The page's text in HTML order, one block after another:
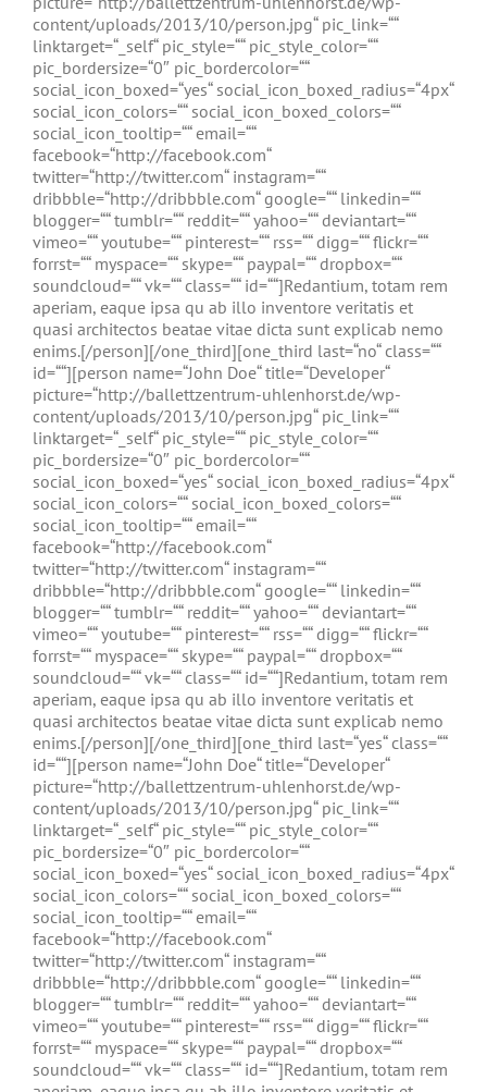
content/uploads/2013/10/person.jpg“ pic_link=““
linktarget=“_self“ pic_style=““ pic_style_color=““
pic_bordersize=“0″ pic_bordercolor=““
social_icon_boxed=“yes“ social_icon_boxed_radius=“4px“
social_icon_colors=““ social_icon_boxed_colors=““
social_icon_tooltip=““ email=““
facebook=“http://facebook.com“
twitter=“http://twitter.com“ instagram=““
dribbble=“http://dribbble.com“ google=““ linkedin=““
blogger=““ tumblr=““ reddit=““ yahoo=““ deviantart=““
vimeo=““ youtube=““ pinterest=““ rss=““ digg=““ flickr=““
forrst=““ myspace=““ skype=““ paypal=““ dropbox=““
soundcloud=““ vk=““ class=““ id=““]Redantium, totam rem
aperiam, eaque ipsa qu ab illo inventore veritatis et
quasi architectos beatae vitae dicta sunt explicab nemo
enims.[/person][/one_third][one_third last=“no“ class=““
id=““][person name=“John Doe“ title=“Developer“
picture=“http://ballettzentrum-uhlenhorst.de/wp-
content/uploads/2013/10/person.jpg“ pic_link=““
linktarget=“_self“ pic_style=““ pic_style_color=““
pic_bordersize=“0″ pic_bordercolor=““
social_icon_boxed=“yes“ social_icon_boxed_radius=“4px“
social_icon_colors=““ social_icon_boxed_colors=““
social_icon_tooltip=““ email=““
facebook=“http://facebook.com“
twitter=“http://twitter.com“ instagram=““
dribbble=“http://dribbble.com“ google=““ linkedin=““
blogger=““ tumblr=““ reddit=““ yahoo=““ deviantart=““
vimeo=““ youtube=““ pinterest=““ rss=““ digg=““ flickr=““
forrst=““ myspace=““ skype=““ paypal=““ dropbox=““
soundcloud=““ vk=““ class=““ id=““]Redantium, totam rem
aperiam, eaque ipsa qu ab illo inventore veritatis et
quasi architectos beatae vitae dicta sunt explicab nemo
enims.[/person][/one_third][one_third last=“yes“ class=““
id=““][person name=“John Doe“ title=“Developer“
picture=“http://ballettzentrum-uhlenhorst.de/wp-
content/uploads/2013/10/person.jpg“ pic_link=““
linktarget=“_self“ pic_style=““ pic_style_color=““
pic_bordersize=“0″ pic_bordercolor=““
social_icon_boxed=“yes“ social_icon_boxed_radius=“4px“
social_icon_colors=““ social_icon_boxed_colors=““
social_icon_tooltip=““ email=““
facebook=“http://facebook.com“
twitter=“http://twitter.com“ instagram=““
dribbble=“http://dribbble.com“ google=““ linkedin=““
blogger=““ tumblr=““ reddit=““ yahoo=““ deviantart=““
vimeo=““ youtube=““ pinterest=““ rss=““ digg=““ flickr=““
forrst=““ myspace=““ skype=““ paypal=““ dropbox=““
soundcloud=““ vk=““ class=““ id=““]Redantium, totam rem